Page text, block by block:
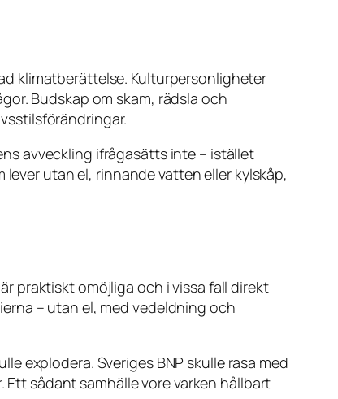
klimatberättelse. Kulturpersonligheter
Budskap om skam, rädsla och
avveckling ifrågasätts inte – istället
utan el, rinnande vatten eller kylskåp,
praktiskt omöjliga och i vissa fall direkt
– utan el, med vedeldning och
explodera. Sveriges BNP skulle rasa med
sådant samhälle vore varken hållbart